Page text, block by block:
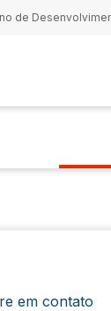
de
em contato